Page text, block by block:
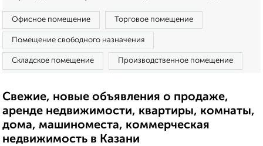
Офисное помещение Торговое помещение
Помещение свободного назначения
Складское помещение Производственное помещение
Свежие, новые объявления о продаже,
аренде недвижимости, квартиры, комнаты,
дома, машиноместа, коммерческая
недвижимость в Казани